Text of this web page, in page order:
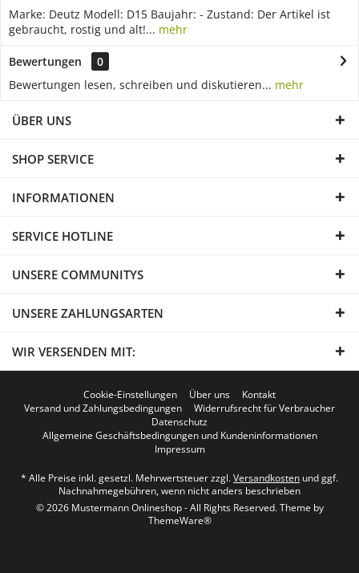
Marke: Deutz Modell: D15 Baujahr: - Zustand: Der Artikel ist
gebraucht, rostig und alt!... mehr
Bewertungen
0
Bewertungen lesen, schreiben und diskutieren... mehr
ÜBER UNS
SHOP SERVICE
INFORMATIONEN
SERVICE HOTLINE
UNSERE COMMUNITYS
UNSERE ZAHLUNGSARTEN
WIR VERSENDEN MIT:
Cookie-Einstellungen Über uns
Kontakt
Versand und Zahlungsbedingungen
Widerrufsrecht für Verbraucher
Datenschutz
Allgemeine Geschäftsbedingungen und Kundeninformationen
Impressum
* Alle Preise inkl. gesetzl. Mehrwertsteuer zzgl.Versandkosten und ggf.
Nachnahmegebühren, wenn nicht anders beschrieben
© 2026 Mustermann Onlineshop - All Rights Reserved. Theme by
ThemeWare®